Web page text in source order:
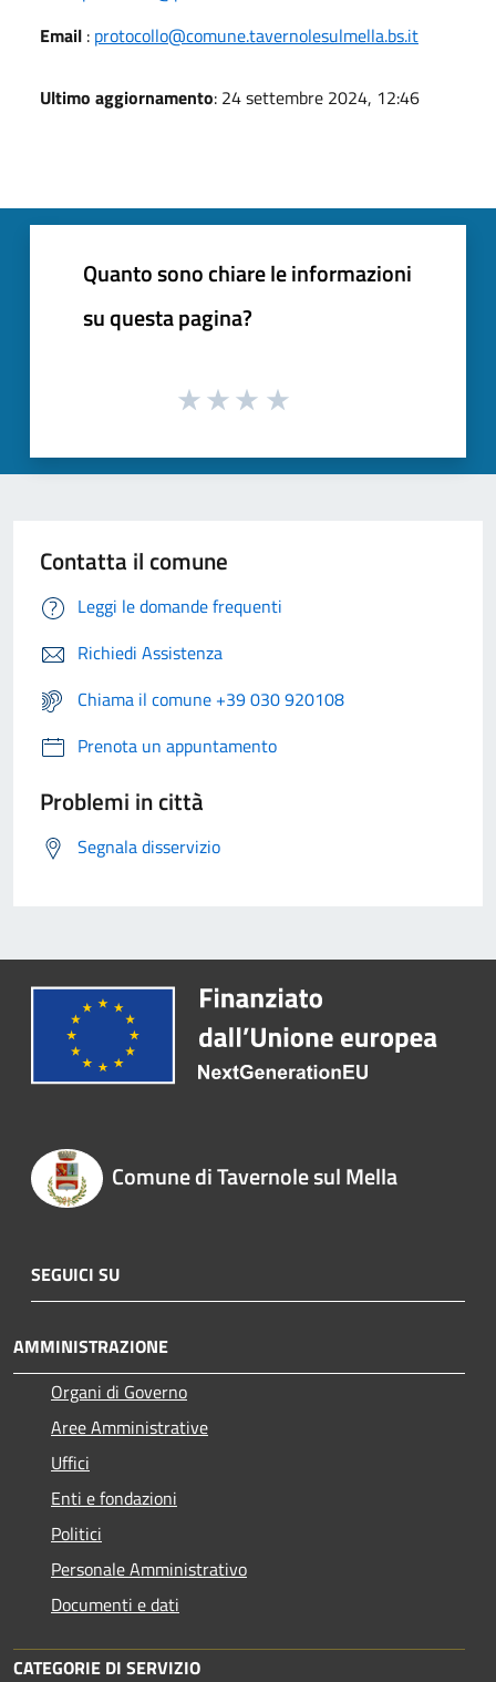
Email : protocollo@comune.tavernolesulmella.bs.it
Ultimo aggiornamento: 24 settembre 2024, 12:46
Quanto sono chiare le informazioni
su questa pagina?
Contatta il comune
Leggi le domande frequenti
Richiedi Assistenza
Chiama il comune +39 030 920108
Prenota un appuntamento
Problemi in città
Segnala disservizio
Comune di Tavernole sul Mella
SEGUICI SU
AMMINISTRAZIONE
Organi di Governo
Aree Amministrative
Uffici
Enti e fondazioni
Politici
Personale Amministrativo
Documenti e dati
CATEGORIE DI SERVIZIO